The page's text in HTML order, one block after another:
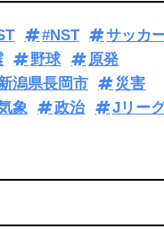
#NST
サッカ
野球
原発
潟県長岡市
災害
象 政治 Jリー